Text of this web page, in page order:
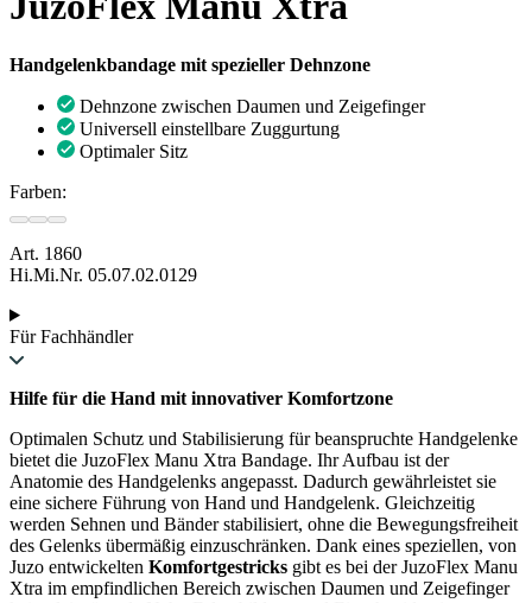
Handgelenkbandage mit spezieller Dehnzone
Dehnzone zwischen Daumen und Zeigefinger
Universell einstellbare Zuggurtung
Optimaler Sitz
Farben:
Art. 1860
Hi.Mi.Nr. 05.07.02.0129
Für Fachhändler
Hilfe für die Hand mit innovativer Komfortzone
Optimalen Schutz und Stabilisierung für beanspruchte Handgelenke
bietet die JuzoFlex Manu Xtra Bandage. Ihr Aufbau ist der
Anatomie des Handgelenks angepasst. Dadurch gewährleistet sie
eine sichere Führung von Hand und Handgelenk. Gleichzeitig
werden Sehnen und Bänder stabilisiert, ohne die Bewegungsfreiheit
des Gelenks übermäßig einzuschränken. Dank eines speziellen, von
Juzo entwickelten Komfortgestricks gibt es bei der JuzoFlex Manu
Xtra im empfindlichen Bereich zwischen Daumen und Zeigefinger